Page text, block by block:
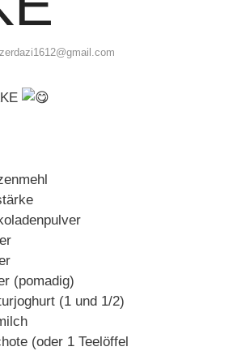
(pomadig)
(1 und 1/2)
(oder 1 Teelöffel